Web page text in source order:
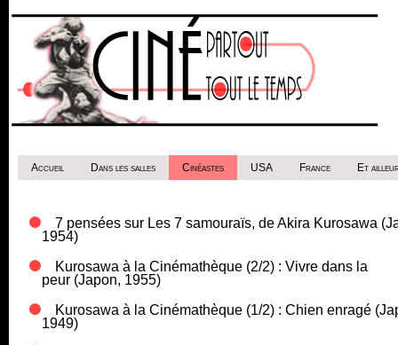
Accueil Dans les salles Cinéastes USA France Et
7 pensées sur Les 7 samouraïs, de Akira Kurosawa
1954)
Kurosawa à la Cinémathèque (2/2) : Vivre dans la
peur (Japon, 1955)
Kurosawa à la Cinémathèque (1/2) : Chien enragé
1949)